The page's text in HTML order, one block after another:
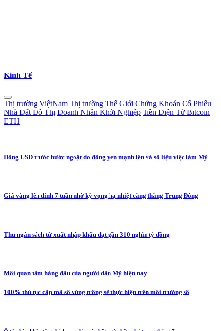
Kinh Tế
Thị trường ViệtNam Thị trường Thế Giới Chứng Khoán Cổ Phiếu
Nhà Đất Đô Thị Doanh Nhân Khởi Nghiệp Tiền Điện Tử Bitcoin
ETH
Đồng USD trước bước ngoặt do đồng yen mạnh lên và số liệu việc làm Mỹ
Giá vàng lên đỉnh 7 tuần nhờ kỳ vọng hạ nhiệt căng thẳng Trung Đông
Thu ngân sách từ xuất nhập khẩu đạt gần 310 nghìn tỷ đồng
Mối quan tâm hàng đầu của người dân Mỹ hiện nay
100% thủ tục cấp mã số vùng trồng sẽ thực hiện trên môi trường số